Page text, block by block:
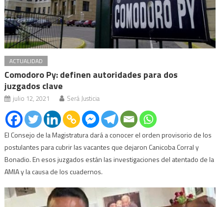
ACTUALIDAD
Comodoro Py: definen autoridades para dos
juzgados clave
julio 12, 2021 Será Justicia
El Consejo de la Magistratura dará a conocer el orden provisorio de los
postulantes para cubrir las vacantes que dejaron Canicoba Corral y
Bonadio. En esos juzgados están las investigaciones del atentado de la
AMIA y la causa de los cuadernos.